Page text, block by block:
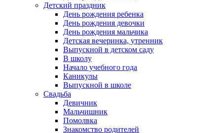
Детский праздник
День рождения ребенка
День рождения девочки
День рождения мальчика
Детская вечеринка, утренник
Выпускной в детском саду
В школу
Начало учебного года
Каникулы
Выпускной в школе
Свадьба
Девичник
Мальчишник
Помолвка
Знакомство родителей